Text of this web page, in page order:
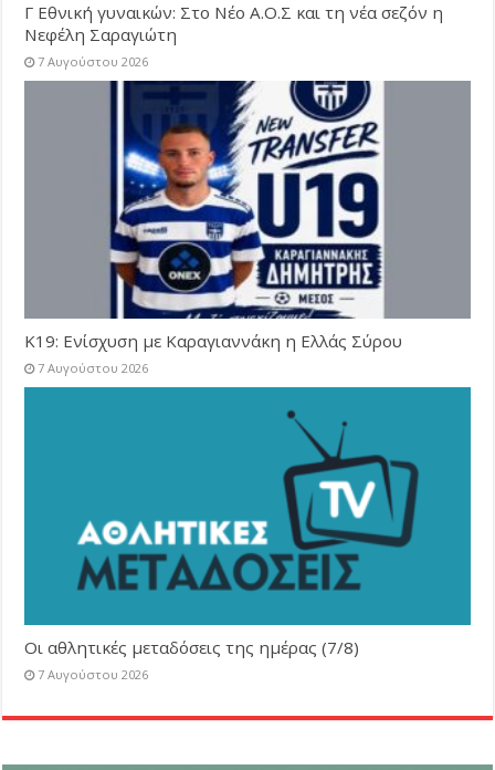
Γ Εθνική γυναικών: Στο Νέο Α.Ο.Σ και τη νέα σεζόν η
Νεφέλη Σαραγιώτη
7 Αυγούστου 2026
Κ19: Ενίσχυση με Καραγιαννάκη η Ελλάς Σύρου
7 Αυγούστου 2026
Οι αθλητικές μεταδόσεις της ημέρας (7/8)
7 Αυγούστου 2026